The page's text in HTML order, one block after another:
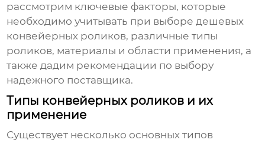
рассмотрим ключевые факторы, которые
необходимо учитывать при выборедешевых
конвейерных роликов, различные типы
роликов, материалы и области применения, а
также дадим рекомендации по выбору
надежного поставщика.
Типы конвейерных роликов и их
применение
Существует несколько основных типов